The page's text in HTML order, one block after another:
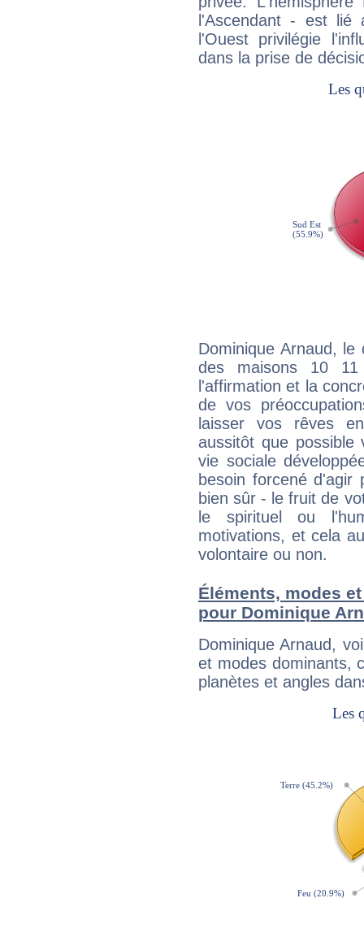
l'Ascendant - est
l'Ouest privilégie
dans la prise de
Dominique Arnaud,
des maisons 10
l'affirmation et la
de vos
laisser vos rêves
aussitôt que
vie sociale
besoin forcené
bien sûr - le fruit de
le spirituel ou
motivations, et cela
volontaire ou non.
Éléments, modes
pour Dominique
Dominique Arnaud,
et modes dominants,
planètes et angles